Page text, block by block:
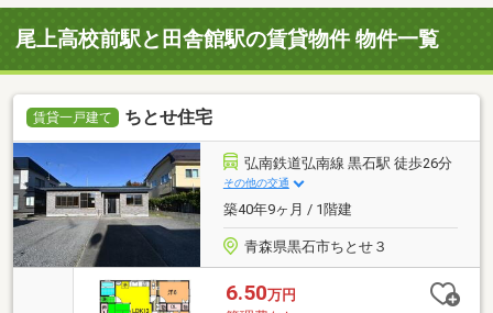
尾上高校前駅と田舎館駅の賃貸物件 物件一覧
賃貸一戸建て ちとせ住宅
弘南鉄道弘南線 黒石駅 徒歩26分
その他の交通
築40年9ヶ月 / 1階建
青森県黒石市ちとせ３
6.50万円